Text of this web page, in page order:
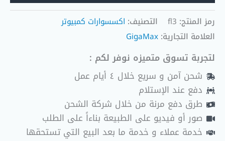
رمز المنتج: fl3 التصنيف: اكسسوارات كمبيوتر
العلامة التجارية: GigaMax
لتجربة تسوق متميزه نوفر لكم :
شحن آمن و سريع خلال ٤ أيام عمل
دفع عند الإستلام
طرق دفع مرنة من خلال شركة الشحن
صور أو فيديو على الطبيعة بناءاً على الطلب
خدمة عملاء و خدمة ما بعد البيع التي تستحقها